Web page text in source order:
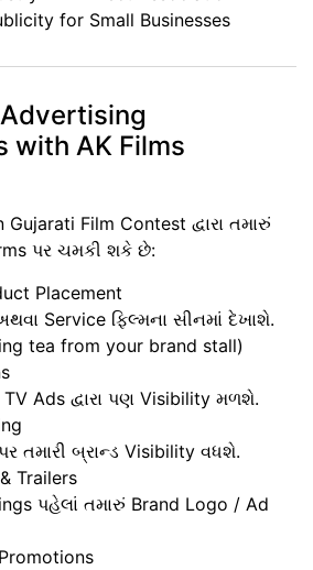
for Small Businesses
with AK Films
Gujarati Film Contest દ્વારા તમારું
પર ચમકી શકે છે:
Placement
Service ફિલ્મના સીનમાં દેખાશે.
tea from your brand stall)
TV Ads દ્વારા પણ Visibility મળશે.
તમારી બ્રાન્ડ Visibility વધશે.
Trailers
પહેલાં તમારું Brand Logo / Ad